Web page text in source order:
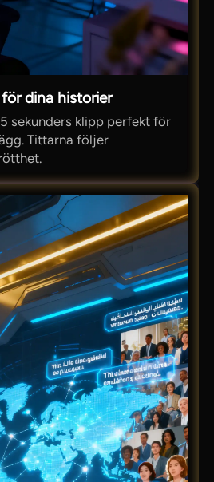
dina historier
sekunders klipp perfekt för
Tittarna följer